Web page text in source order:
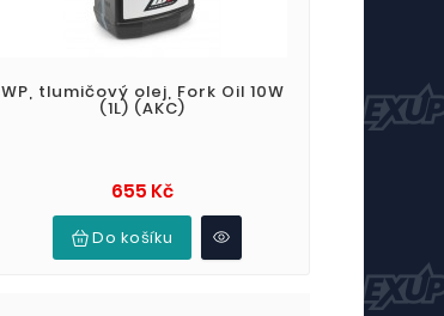
WP, tlumičový olej, Fork Oil 10W
(1L) (AKC)
655 KčCena
Do košíku